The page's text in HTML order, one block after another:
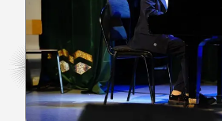
КАК